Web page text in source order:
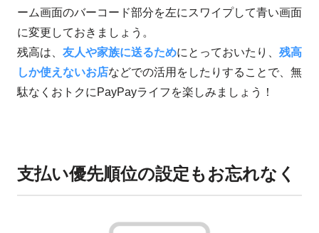
ーム画面のバーコード部分を左にスワイプして青い画面
に変更しておきましょう。
残高は、 友人や家族に送るためにとっておいたり、 残高
しか使えないお店などでの活用をしたりすることで、無
駄なくおトクにPayPayライフを楽しみましょう！
支払い優先順位の設定もお忘れなく